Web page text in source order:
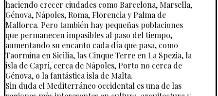
haciendo crecer ciudades como Barcelona, Marsella,
Génova, Nápoles, Roma, Florencia y Palma de
Mallorca. Pero también hay pequeñas poblaciones
que permanecen impasibles al paso del tiempo,
aumentando su encanto cada día que pasa, como
Taormina en Sicilia, las Cinque Terre en La Spezia, la
isla de Capri, cerca de Nápoles, Porto no cerca de
Génova, o la fantástica isla de Malta.
Sin duda el Mediterráneo occidental es una de las